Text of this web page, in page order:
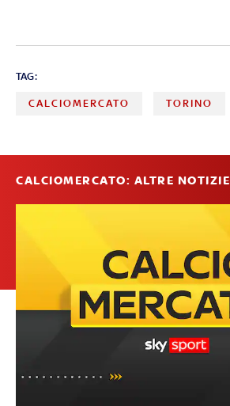
TAG:
CALCIOMERCATO TORINO
CALCIOMERCATO: ALTRE NOTIZIE